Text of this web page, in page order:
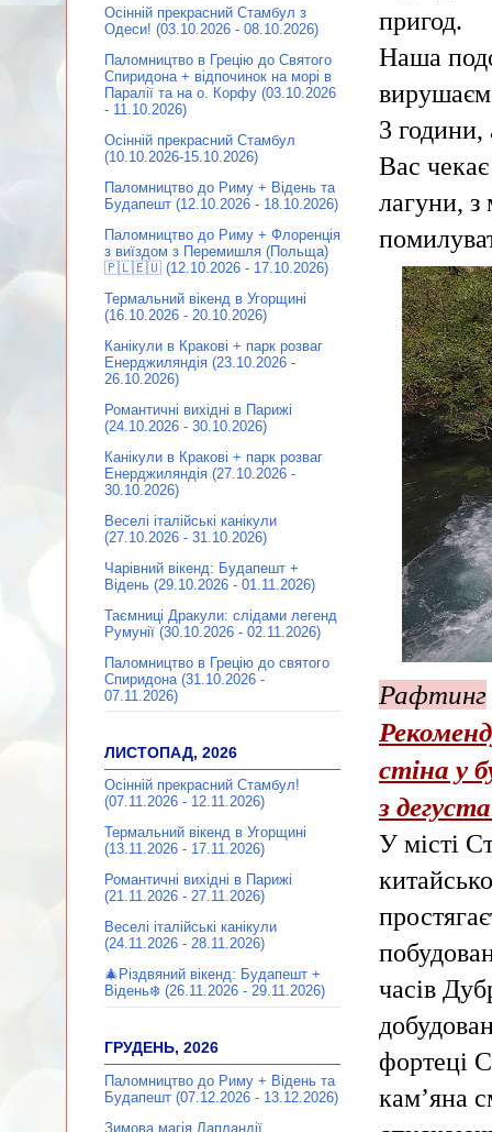
пригод.
Наша
3 години,
Вас
лагуни, з
Рафтинг
стіна у
з
У місті
часів
фортеці
кам’яна
Осінній прекрасний Стамбул з
Одеси! (03.10.2026 - 08.10.2026)
Паломництво в Грецію до Святого
Спиридона + відпочинок на морі в
Паралії та на о. Корфу (03.10.2026
- 11.10.2026)
Осінній прекрасний Стамбул
(10.10.2026-15.10.2026)
Паломництво до Риму + Відень та
Будапешт (12.10.2026 - 18.10.2026)
Паломництво до Риму + Флоренція
з виїздом з Перемишля (Польща)
🇵🇱🇪🇺 (12.10.2026 - 17.10.2026)
Термальний вікенд в Угорщині
(16.10.2026 - 20.10.2026)
Канікули в Кракові + парк розваг
Енерджиляндія (23.10.2026 -
26.10.2026)
Романтичні вихідні в Парижі
(24.10.2026 - 30.10.2026)
Канікули в Кракові + парк розваг
Енерджиляндія (27.10.2026 -
30.10.2026)
Веселі італійські канікули
(27.10.2026 - 31.10.2026)
Чарівний вікенд: Будапешт +
Відень (29.10.2026 - 01.11.2026)
Таємниці Дракули: слідами легенд
Румунії (30.10.2026 - 02.11.2026)
Паломництво в Грецію до святого
Спиридона (31.10.2026 -
07.11.2026)
ЛИСТОПАД, 2026
Осінній прекрасний Стамбул!
(07.11.2026 - 12.11.2026)
Термальний вікенд в Угорщині
(13.11.2026 - 17.11.2026)
Романтичні вихідні в Парижі
(21.11.2026 - 27.11.2026)
Веселі італійські канікули
(24.11.2026 - 28.11.2026)
🎄Різдвяний вікенд: Будапешт +
Відень❄️ (26.11.2026 - 29.11.2026)
ГРУДЕНЬ, 2026
Паломництво до Риму + Відень та
Будапешт (07.12.2026 - 13.12.2026)
Зимова магія Лапландії